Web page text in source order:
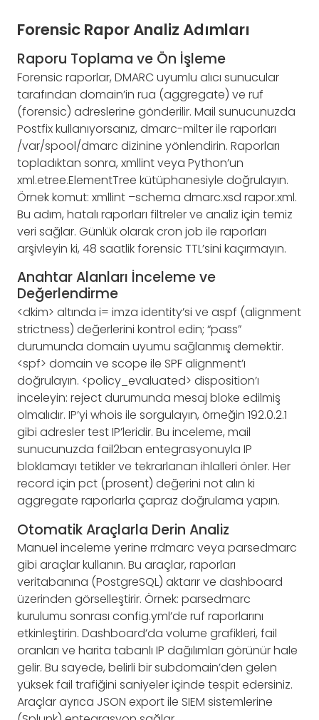
Forensic Rapor Analiz Adımları
Raporu Toplama ve Ön İşleme
Forensic raporlar, DMARC uyumlu alıcı sunucular
tarafından domain’in rua (aggregate) ve ruf
(forensic) adreslerine gönderilir. Mail sunucunuzda
Postfix kullanıyorsanız, dmarc-milter ile raporları
/var/spool/dmarc dizinine yönlendirin. Raporları
topladıktan sonra, xmllint veya Python’un
xml.etree.ElementTree kütüphanesiyle doğrulayın.
Örnek komut: xmllint –schema dmarc.xsd rapor.xml.
Bu adım, hatalı raporları filtreler ve analiz için temiz
veri sağlar. Günlük olarak cron job ile raporları
arşivleyin ki, 48 saatlik forensic TTL’sini kaçırmayın.
Anahtar Alanları İnceleme ve
Değerlendirme
<dkim> altında i= imza identity’si ve aspf (alignment
strictness) değerlerini kontrol edin; “pass”
durumunda domain uyumu sağlanmış demektir.
<spf> domain ve scope ile SPF alignment’ı
doğrulayın. <policy_evaluated> disposition’ı
inceleyin: reject durumunda mesaj bloke edilmiş
olmalıdır. IP’yi whois ile sorgulayın, örneğin 192.0.2.1
gibi adresler test IP’leridir. Bu inceleme, mail
sunucunuzda fail2ban entegrasyonuyla IP
bloklamayı tetikler ve tekrarlanan ihlalleri önler. Her
record için pct (prosent) değerini not alın ki
aggregate raporlarla çapraz doğrulama yapın.
Otomatik Araçlarla Derin Analiz
Manuel inceleme yerine rrdmarc veya parsedmarc
gibi araçlar kullanın. Bu araçlar, raporları
veritabanına (PostgreSQL) aktarır ve dashboard
üzerinden görselleştirir. Örnek: parsedmarc
kurulumu sonrası config.yml’de ruf raporlarını
etkinleştirin. Dashboard’da volume grafikleri, fail
oranları ve harita tabanlı IP dağılımları görünür hale
gelir. Bu sayede, belirli bir subdomain’den gelen
yüksek fail trafiğini saniyeler içinde tespit edersiniz.
Araçlar ayrıca JSON export ile SIEM sistemlerine